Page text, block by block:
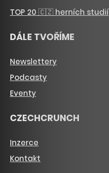
TOP 20 🇨🇿 herních studií
DÁLE TVOŘÍME
Newslettery
Podcasty
Eventy
CZECHCRUNCH
Inzerce
Kontakt